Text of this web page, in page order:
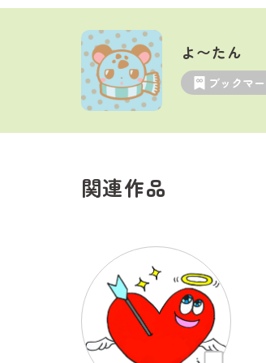
よ〜たん
ブックマ
関連作品